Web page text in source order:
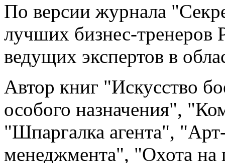
По версии журнала
лучших бизнес-тренеров
ведущих экспертов в
Автор книг "Искусство
особого назначения",
"Шпаргалка агента",
менеджмента", "Охота